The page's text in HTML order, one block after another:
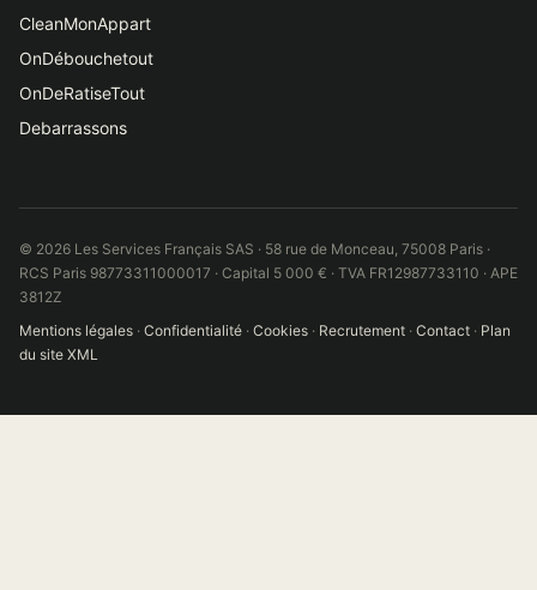
CleanMonAppart
OnDébouchetout
OnDeRatiseTout
Debarrassons
© 2026 Les Services Français SAS · 58 rue de Monceau, 75008 Paris ·
RCS Paris 98773311000017 · Capital 5 000 € · TVA FR12987733110 · APE
3812Z
Mentions légales · Confidentialité · Cookies · Recrutement · Contact · Plan
du site XML